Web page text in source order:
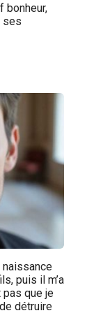
bonheur,
ses
naissance
puis il m’a
que je
détruire